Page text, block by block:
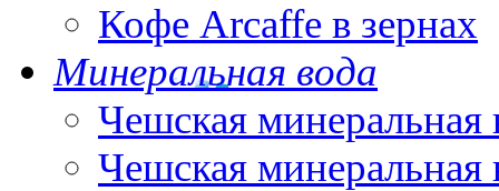
Кофе Arcaffe в зернах
Минеральная вода
Чешская минеральная
Чешская минеральная